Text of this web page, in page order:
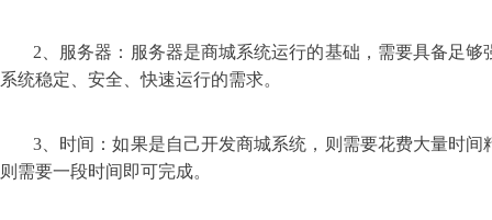
2、服务器：服务器是商城系统运行的基础，需要具备足
系统稳定、安全、快速运行的需求。
3、时间：如果是自己开发商城系统，则需要花费大量时
则需要一段时间即可完成。